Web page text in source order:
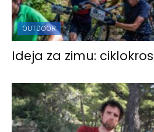
OUTDOOR
Ideja za zimu: